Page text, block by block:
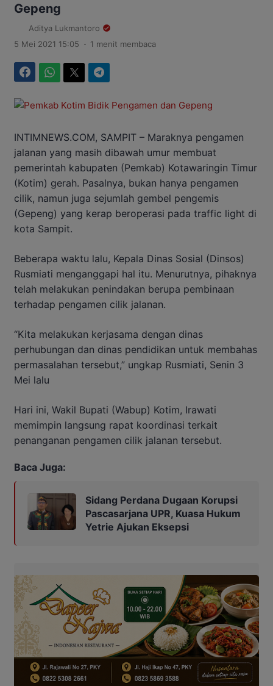
Gepeng
Aditya Lukmantoro
5 Mei 2021 15:05 . 1 menit membaca
INTIMNEWS.COM, SAMPIT – Maraknya pengamen
jalanan yang masih dibawah umur membuat
pemerintah kabupaten (Pemkab) Kotawaringin Timur
(Kotim) gerah. Pasalnya, bukan hanya pengamen
cilik, namun juga sejumlah gembel pengemis
(Gepeng) yang kerap beroperasi pada traffic light di
kota Sampit.
Beberapa waktu lalu, Kepala Dinas Sosial (Dinsos)
Rusmiati menganggapi hal itu. Menurutnya, pihaknya
telah melakukan penindakan berupa pembinaan
terhadap pengamen cilik jalanan.
“Kita melakukan kerjasama dengan dinas
perhubungan dan dinas pendidikan untuk membahas
permasalahan tersebut,” ungkap Rusmiati, Senin 3
Mei lalu
Hari ini, Wakil Bupati (Wabup) Kotim, Irawati
memimpin langsung rapat koordinasi terkait
penanganan pengamen cilik jalanan tersebut.
Baca Juga:
Sidang Perdana Dugaan Korupsi
Pascasarjana UPR, Kuasa Hukum
Yetrie Ajukan Eksepsi